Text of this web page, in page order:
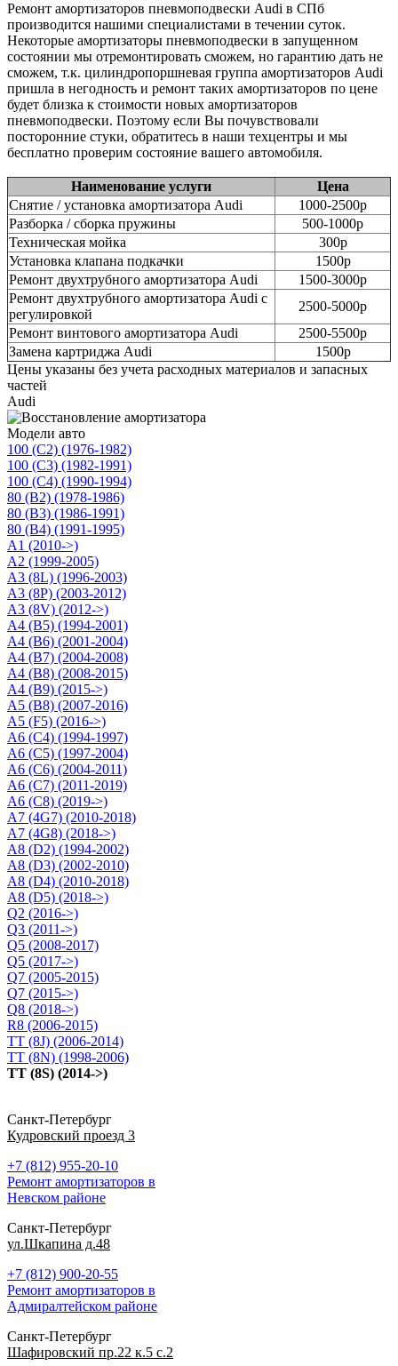
Ремонт амортизаторов пневмоподвески Audi в СПб
производится нашими специалистами в течении суток.
Некоторые амортизаторы пневмоподвески в запущенном
состоянии мы отремонтировать сможем, но гарантию дать не
сможем, т.к. цилиндропоршневая группа амортизаторов Audi
пришла в негодность и ремонт таких амортизаторов по цене
будет близка к стоимости новых амортизаторов
пневмоподвески. Поэтому если Вы почувствовали
посторонние стуки, обратитесь в наши техцентры и мы
бесплатно проверим состояние вашего автомобиля.
Наименование услуги
Цена
Снятие / установка амортизатора Audi
1000-2500р
Разборка / сборка пружины
500-1000р
Техническая мойка
300р
Установка клапана подкачки
1500р
Ремонт двухтрубного амортизатора Audi
1500-3000р
Ремонт двухтрубного амортизатора Audi с
регулировкой
2500-5000р
Ремонт винтового амортизатора Audi
2500-5500р
Замена картриджа Audi
1500р
Цены указаны без учета расходных материалов и запасных
частей
Audi
Модели авто
100 (C2) (1976-1982)
100 (C3) (1982-1991)
100 (C4) (1990-1994)
80 (B2) (1978-1986)
80 (B3) (1986-1991)
80 (B4) (1991-1995)
A1 (2010->)
A2 (1999-2005)
A3 (8L) (1996-2003)
A3 (8P) (2003-2012)
A3 (8V) (2012->)
A4 (B5) (1994-2001)
A4 (B6) (2001-2004)
A4 (B7) (2004-2008)
A4 (B8) (2008-2015)
A4 (B9) (2015->)
A5 (B8) (2007-2016)
A5 (F5) (2016->)
A6 (C4) (1994-1997)
A6 (C5) (1997-2004)
A6 (C6) (2004-2011)
A6 (C7) (2011-2019)
A6 (C8) (2019->)
A7 (4G7) (2010-2018)
A7 (4G8) (2018->)
A8 (D2) (1994-2002)
A8 (D3) (2002-2010)
A8 (D4) (2010-2018)
A8 (D5) (2018->)
Q2 (2016->)
Q3 (2011->)
Q5 (2008-2017)
Q5 (2017->)
Q7 (2005-2015)
Q7 (2015->)
Q8 (2018->)
R8 (2006-2015)
TT (8J) (2006-2014)
TT (8N) (1998-2006)
TT (8S) (2014->)
Санкт-Петербург
Кудровский проезд 3
+7 (812) 955-20-10
Ремонт амортизаторов в
Невском районе
Санкт-Петербург
ул.Шкапина д.48
+7 (812) 900-20-55
Ремонт амортизаторов в
Адмиралтейском районе
Санкт-Петербург
Шафировский пр.22 к.5 с.2